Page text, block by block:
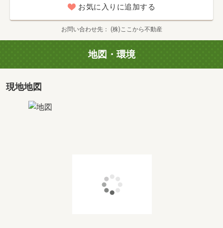
※住宅ローンなどの個人的な諸事情、御相談のお問合せだ
けでも大歓迎です。
・メールでのご予約は下記の［資料請求］からの入力とな
での現地名称、日時のやり取りでも大丈夫ですよ(^^)
●店舗での複数物件案内
お気に入りに追加する
お問い合わせ先 (株)ここから不動産
地図・環境
現地地図